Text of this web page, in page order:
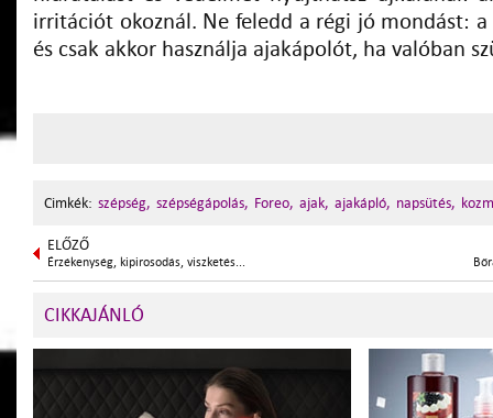
irritációt okoznál. Ne feledd a régi jó mondást: a
és csak akkor használja ajakápolót, ha valóban
Cimkék: szépség, szépségápolás, Foreo, ajak, ajakápló, napsütés,
ELŐZŐ
Érzékenység, kipirosodás, viszketés...
CIKKAJÁNLÓ